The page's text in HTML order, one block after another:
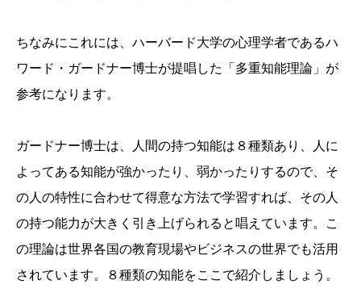
ちなみにこれには、ハーバード大学の心理学者であるハ
ワード・ガードナー博士が提唱した「多重知能理論」が
参考になります。
ガードナー博士は、人間の持つ知能は８種類あり、人に
よってある知能が強かったり、弱かったりするので、そ
の人の特性に合わせて得意な方法で学習すれば、その人
の持つ能力が大きく引き上げられると唱えています。こ
の理論は世界各国の教育現場やビジネスの世界でも活用
されています。８種類の知能をここで紹介しましょう。